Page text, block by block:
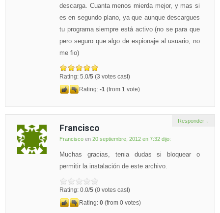
descarga. Cuanta menos mierda mejor, y mas si
es en segundo plano, ya que aunque descargues
tu programa siempre está activo (no se para que
pero seguro que algo de espionaje al usuario, no
me fio)
Rating: 5.0/5 (3 votes cast)
Rating: -1 (from 1 vote)
Francisco
Francisco en 20 septiembre, 2012 en 7:32 dijo:
Muchas gracias, tenia dudas si bloquear o
permitir la instalación de este archivo.
Rating: 0.0/5 (0 votes cast)
Rating: 0 (from 0 votes)
Responder ↓